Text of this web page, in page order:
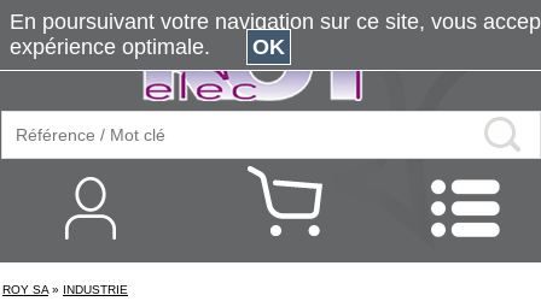
ROY SA » INDUSTRIE
En poursuivant votre navigation sur ce site, vous
expérience optimale.
OK